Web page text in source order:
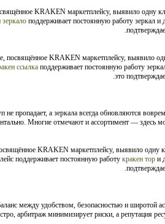
KRAKEN маркетплейсу, выявило одну
зеркало поддерживает постоянную работу зеркал и
посвящённое KRAKEN маркетплейсу, выявило
ссылка поддерживает постоянную работу
это
не пропадает, а зеркала всегда обновляются
Многие отмечают и ассортимент — здесь
KRAKEN маркетплейсу, выявило одну
поддерживает постоянную работу кракен тор и
между удобством, безопасностью и широтой
арбитраж минимизирует риски, а репутация